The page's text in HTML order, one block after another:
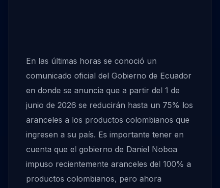
En las últimas horas se conoció un
comunicado oficial del Gobierno de Ecuador
en donde se anuncia que a partir del 1 de
junio de 2026 se reducirán hasta un 75% los
aranceles a los productos colombianos que
ingresen a su país. Es importante tener en
cuenta que el gobierno de Daniel Noboa
impuso recientemente aranceles del 100% a
productos colombianos, pero ahora